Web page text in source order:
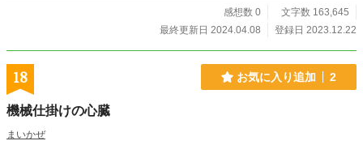
感想数 0
文字数 163,645
最終更新日 2024.04.08
登録日 2023.12.22
18 お気に入り追加 2
機械仕掛けの心臓
まいかぜ